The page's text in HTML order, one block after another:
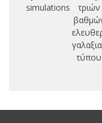
simulations
τριών
τύπου